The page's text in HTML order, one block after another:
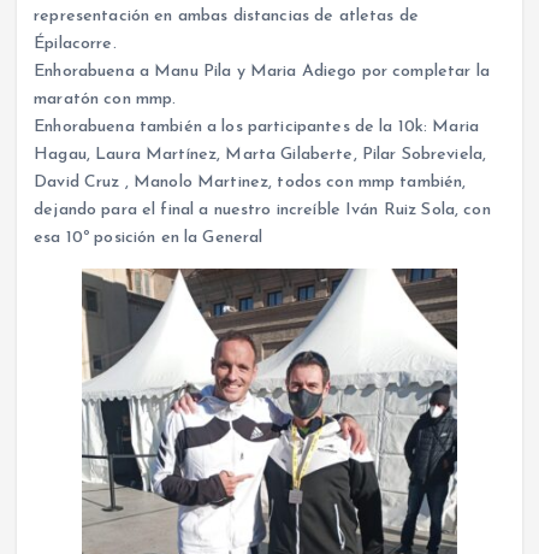
representación en ambas distancias de atletas de
Épilacorre.
Enhorabuena a Manu Pila y Maria Adiego por completar la
maratón con mmp.
Enhorabuena también a los participantes de la 10k: Maria
Hagau, Laura Martínez, Marta Gilaberte, Pilar Sobreviela,
David Cruz , Manolo Martinez, todos con mmp también,
dejando para el final a nuestro increíble Iván Ruiz Sola, con
esa 10º posición en la General